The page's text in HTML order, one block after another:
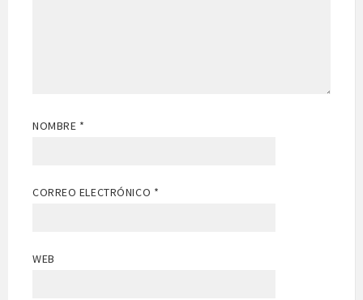
NOMBRE *
CORREO ELECTRÓNICO *
WEB